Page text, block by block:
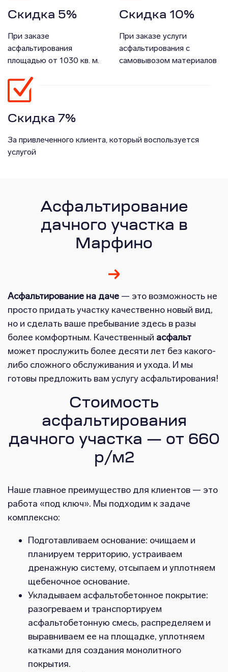
Скидка 5%
При заказе
асфальтирования
площадью от 1030 кв. м.
Скидка 10%
При заказе услуги
асфальтирования с
самовывозом материалов
Скидка 7%
За привлеченного клиента, который воспользуется
услугой
Асфальтирование
дачного участка в
Марфино
Асфальтирование на даче — это возможность не
просто придать участку качественно новый вид,
но и сделать ваше пребывание здесь в разы
более комфортным. Качественный асфальт
может прослужить более десяти лет без какого-
либо сложного обслуживания и ухода. И мы
готовы предложить вам услугу асфальтирования!
Стоимость
асфальтирования
дачного участка — от 660
р/м2
Наше главное преимущество для клиентов — это
работа «под ключ». Мы подходим к задаче
комплексно:
Подготавливаем основание: очищаем и
планируем территорию, устраиваем
дренажную систему, отсыпаем и уплотняем
щебеночное основание.
Укладываем асфальтобетонное покрытие:
разогреваем и транспортируем
асфальтобетонную смесь, распределяем и
выравниваем ее на площадке, уплотняем
катками для создания монолитного
покрытия.